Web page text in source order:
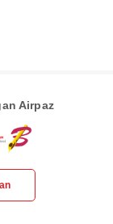
Airpaz